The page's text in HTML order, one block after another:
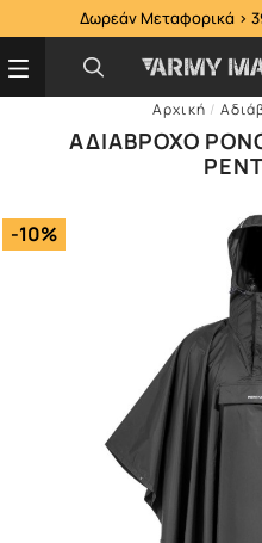
Δωρεάν Μεταφορικά >
Αρχική /
ΑΔΙΆΒΡΟΧΟ
-10%